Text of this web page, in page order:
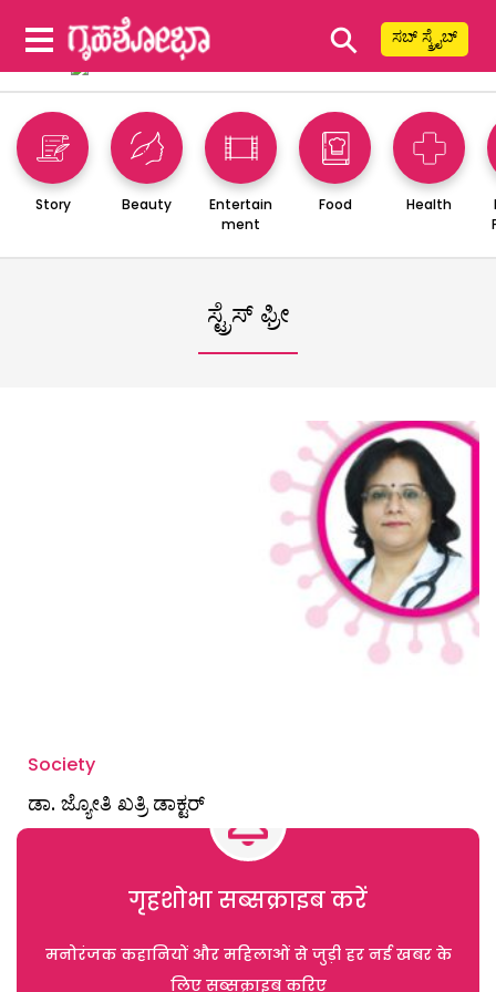
⚲ ಸಬ್ ಸ್ಕ್ರೈಬ್
Story Beauty
Entertain
ment
Food Health
ಸ್ಟ್ರೆಸ್ ಫ್ರೀ
Society
ಡಾ. ಜ್ಯೋತಿ ಖತ್ರಿ ಡಾಕ್ಟರ್
गृहशोभा सब्सक्राइब करें
मनोरंजक कहानियों और महिलाओं से जुड़ी हर नई खबर के
लिए सब्सक्राइब करिए